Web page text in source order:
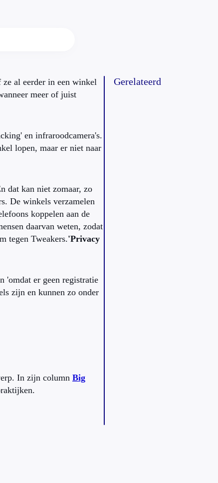
al eerder in een winkel
meer of juist
en infraroodcamera's.
lopen, maar er niet naar
dat kan niet zomaar, zo
De winkels verzamelen
koppelen aan de
daarvan weten, zodat
tegen Tweakers.'Privacy
'omdat er geen registratie
zijn en kunnen zo onder
In zijn column Big
Gerelateerd